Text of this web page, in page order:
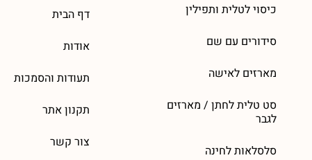
כיסוי לטלית ותפילין
סידורים עם שם
מארזים לאישה
סט טלית לחתן / מארזים
לגבר
סלסלאות לחינה
דף הבית
אודות
תעודות והסמכות
תקנון אתר
צור קשר